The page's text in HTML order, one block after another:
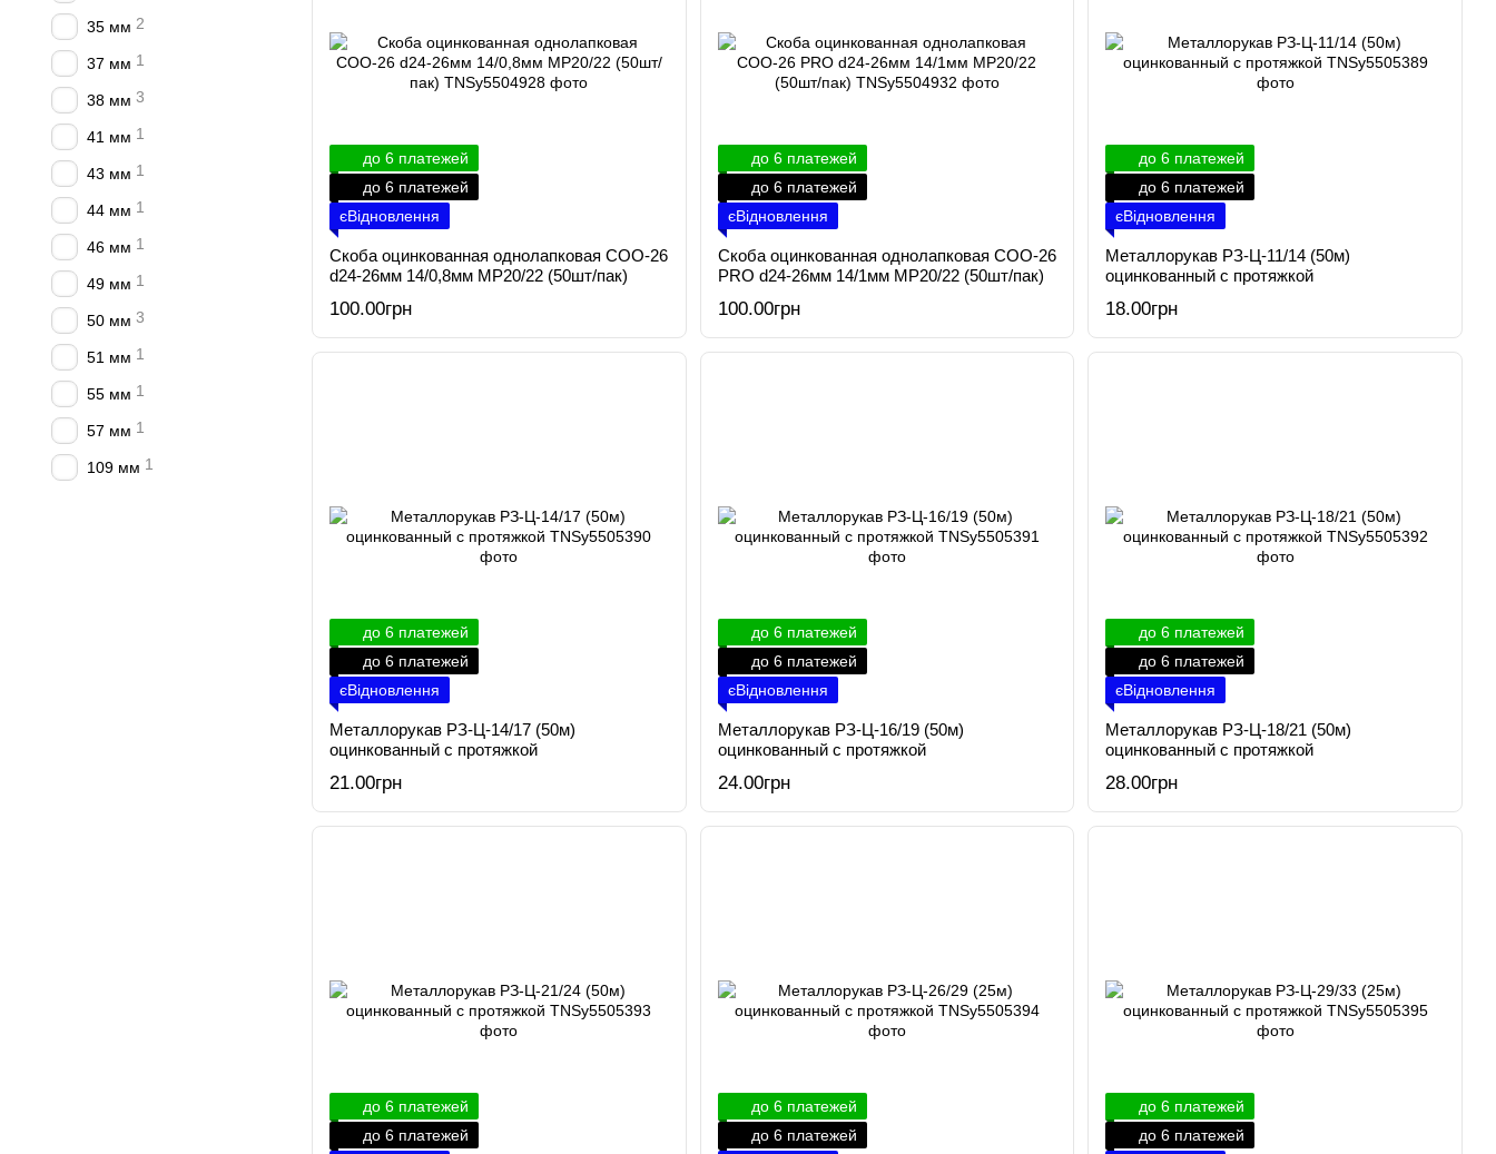
до 6 платежей
до 6 платежей
єВідновлення
Скоба оцинкованная однолапковая СОО-26
d24-26мм 14/0,8мм МР20/22 (50шт/пак)
100.00грн
до 6 платежей
до 6 платежей
єВідновлення
Скоба оцинкованная однолапковая СОО-26
PRO d24-26мм 14/1мм МР20/22 (50шт/пак)
100.00грн
до 6 платежей
до 6 платежей
єВідновлення
Металлорукав РЗ-Ц-11/14 (50м)
оцинкованный с протяжкой
18.00грн
до 6 платежей
до 6 платежей
єВідновлення
Металлорукав РЗ-Ц-14/17 (50м)
оцинкованный с протяжкой
21.00грн
до 6 платежей
до 6 платежей
єВідновлення
Металлорукав РЗ-Ц-16/19 (50м)
оцинкованный с протяжкой
24.00грн
до 6 платежей
до 6 платежей
єВідновлення
Металлорукав РЗ-Ц-18/21 (50м)
оцинкованный с протяжкой
28.00грн
до 6 платежей
до 6 платежей
до 6 платежей
до 6 платежей
до 6 платежей
до 6 платежей
35 мм 2
37 мм 1
38 мм 3
41 мм 1
43 мм 1
44 мм 1
46 мм 1
49 мм 1
50 мм 3
51 мм 1
55 мм 1
57 мм 1
109 мм 1